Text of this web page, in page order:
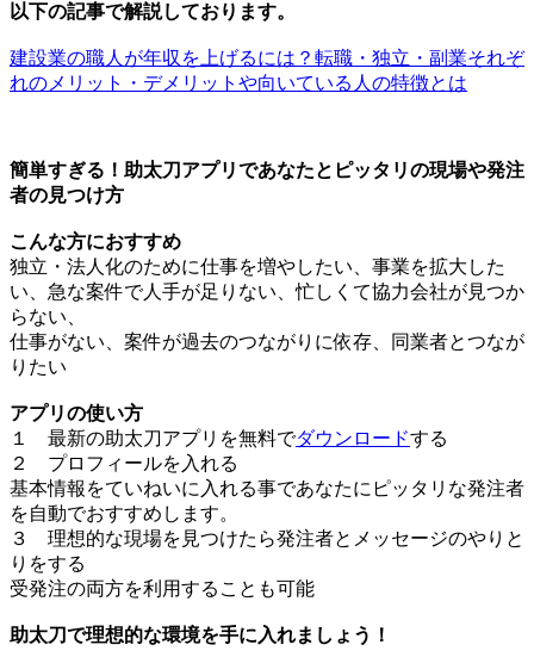
以下の記事で解説しております。
建設業の職人が年収を上げるには？転職・独立・副業それぞ
れのメリット・デメリットや向いている人の特徴とは
簡単すぎる！助太刀アプリであなたとピッタリの現場や発注
者の見つけ方
こんな方におすすめ
独立・法人化のために仕事を増やしたい、事業を拡大した
い、急な案件で人手が足りない、忙しくて協力会社が見つか
らない、
仕事がない、案件が過去のつながりに依存、同業者とつなが
りたい
アプリの使い方
１ 最新の助太刀アプリを無料でダウンロードする
２ プロフィールを入れる
基本情報をていねいに入れる事であなたにピッタリな発注者
を自動でおすすめします。
３ 理想的な現場を見つけたら発注者とメッセージのやりと
りをする
受発注の両方を利用することも可能
助太刀で理想的な環境を手に入れましょう！